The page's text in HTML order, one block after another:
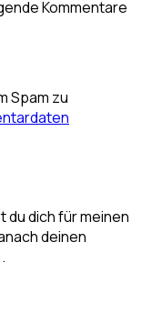
Kommentare
Spam zu
du dich für meinen
deinen